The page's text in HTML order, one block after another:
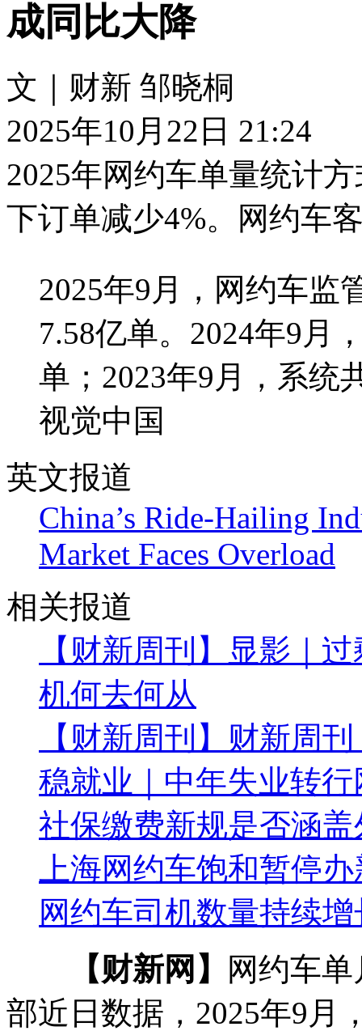
成同比大降
文｜财新 邹晓桐
2025年10月22日 21:24
2025年网约车单量统计
下订单减少4%。网约车
2025年9月，网约车监
7.58亿单。2024年9月
单；2023年9月，系统
视觉中国
英文报道
China’s Ride-Hailing
Market Faces Overload
相关报道
【财新周刊】显影｜
机何去何从
【财新周刊】财新周
稳就业｜中年失业转
社保缴费新规是否涵
上海网约车饱和暂停
网约车司机数量持续
【财新网】
网约车
部近日数据，2025年9月